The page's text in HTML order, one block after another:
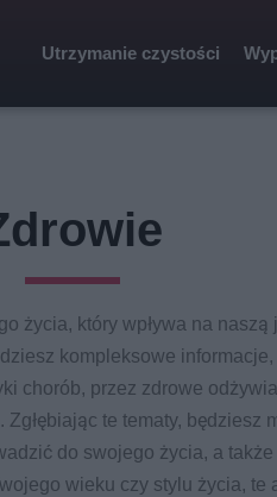
Utrzymanie czystości
życia, który wpływa na
kompleksowe
chorób, przez zdrowe
te tematy, będziesz
do swojego życia, a
wieku czy stylu życia, te